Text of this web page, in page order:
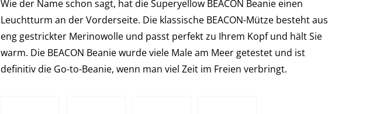
Wie der Name schon sagt, hat die Superyellow BEACON Beanie einen
Leuchtturm an der Vorderseite. Die klassische BEACON-Mütze besteht aus
eng gestrickter Merinowolle und passt perfekt zu Ihrem Kopf und hält Sie
warm. Die BEACON Beanie wurde viele Male am Meer getestet und ist
definitiv die Go-to-Beanie, wenn man viel Zeit im Freien verbringt.